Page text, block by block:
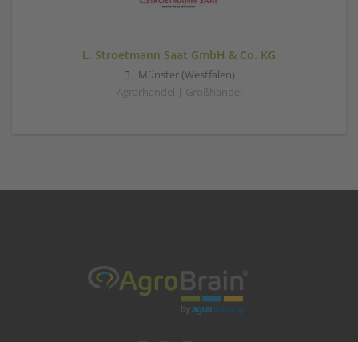
L. Stroetmann Saat GmbH & Co. KG
Münster (Westfalen)
Agrarhandel | Großhandel